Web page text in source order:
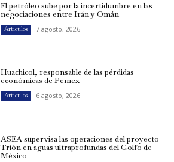
El petróleo sube por la incertidumbre en las
negociaciones entre Irán y Omán
Artículos 7 agosto, 2026
Huachicol, responsable de las pérdidas
económicas de Pemex
Artículos 6 agosto, 2026
ASEA supervisa las operaciones del proyecto
Trión en aguas ultraprofundas del Golfo de
México